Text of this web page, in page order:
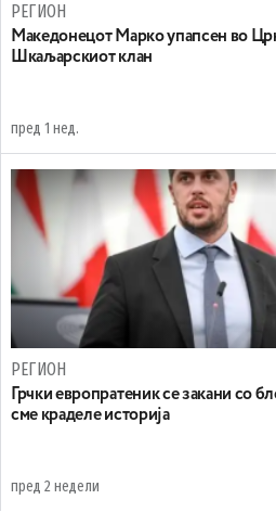
РЕГИОН
Maкедонецот Марко упапсен во
Шкаљарскиот клан
пред 1 нед.
РЕГИОН
Грчки европратеник се закани со
сме краделе историја
пред 2 недели